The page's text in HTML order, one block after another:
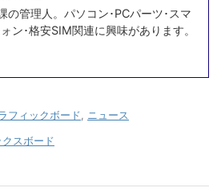
の管理人。パソコン･PCパーツ･スマ
ン･格安SIM関連に興味があります。
フィックボード
ニュース
スボード